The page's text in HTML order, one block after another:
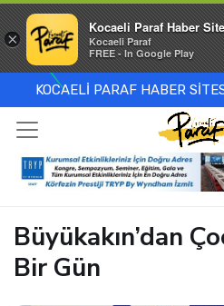
KOCAELİ PARAF HABER
Büyükakın’dan
Bir Gün
×
Kocaeli Paraf Haber
Kocaeli Paraf
FREE - In Google Play